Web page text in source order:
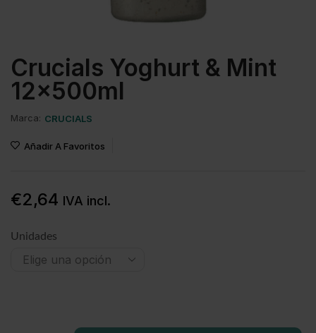
Crucials Yoghurt & Mint
12x500ml
Marca: CRUCIALS
Añadir A Favoritos
€2,64 IVA incl.
Unidades